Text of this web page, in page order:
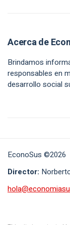
Acerca de
Brindamos
responsables en
desarrollo social
EconoSus ©2026
Director: